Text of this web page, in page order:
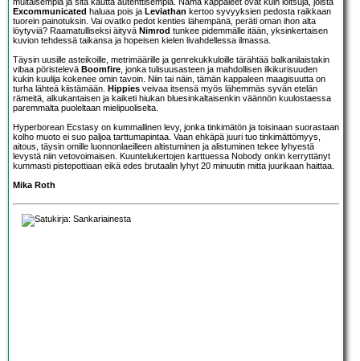
Excommunicated haluaa pois ja Leviathan kertoo syvyyksien pedosta raikkaan
tuorein painotuksin. Vai ovatko pedot kenties lähempänä, peräti oman ihon alta
löytyviä? Raamatulliseksi äityvä Nimrod tunkee pidemmälle itään, yksinkertaisen
kuvion tehdessä taikansa ja hopeisen kielen livahdellessa ilmassa.
Täysin uusille asteikoille, metrimäärille ja genrekukkuloille tärähtää balkanilaistakin
vibaa pöristelevä Boomfire , jonka tulisuusasteen ja mahdollisen ilkikurisuuden
kukin kuulija kokenee omin tavoin. Niin tai näin, tämän kappaleen maagisuutta on
turha lähteä kiistämään. Hippies veivaa itsensä myös lähemmäs syvän etelän
rämeitä, alkukantaisen ja kaiketi hiukan bluesinkaltaisenkin väännön kuulostaessa
paremmalta puoleltaan mielipuoliselta.
Hyperborean Ecstasy on kummallinen levy, jonka tinkimätön ja toisinaan suorastaan
kolho muoto ei suo paljoa tarttumapintaa. Vaan ehkäpä juuri tuo tinkimättömyys,
aitous, täysin omille luonnonlaeilleen altistuminen ja alistuminen tekee lyhyestä
levystä niin vetovoimaisen. Kuuntelukertojen karttuessa Nobody onkin kerryttänyt
kummasti pistepottiaan eikä edes brutaalin lyhyt 20 minuutin mitta juurikaan haittaa.
Mika Roth